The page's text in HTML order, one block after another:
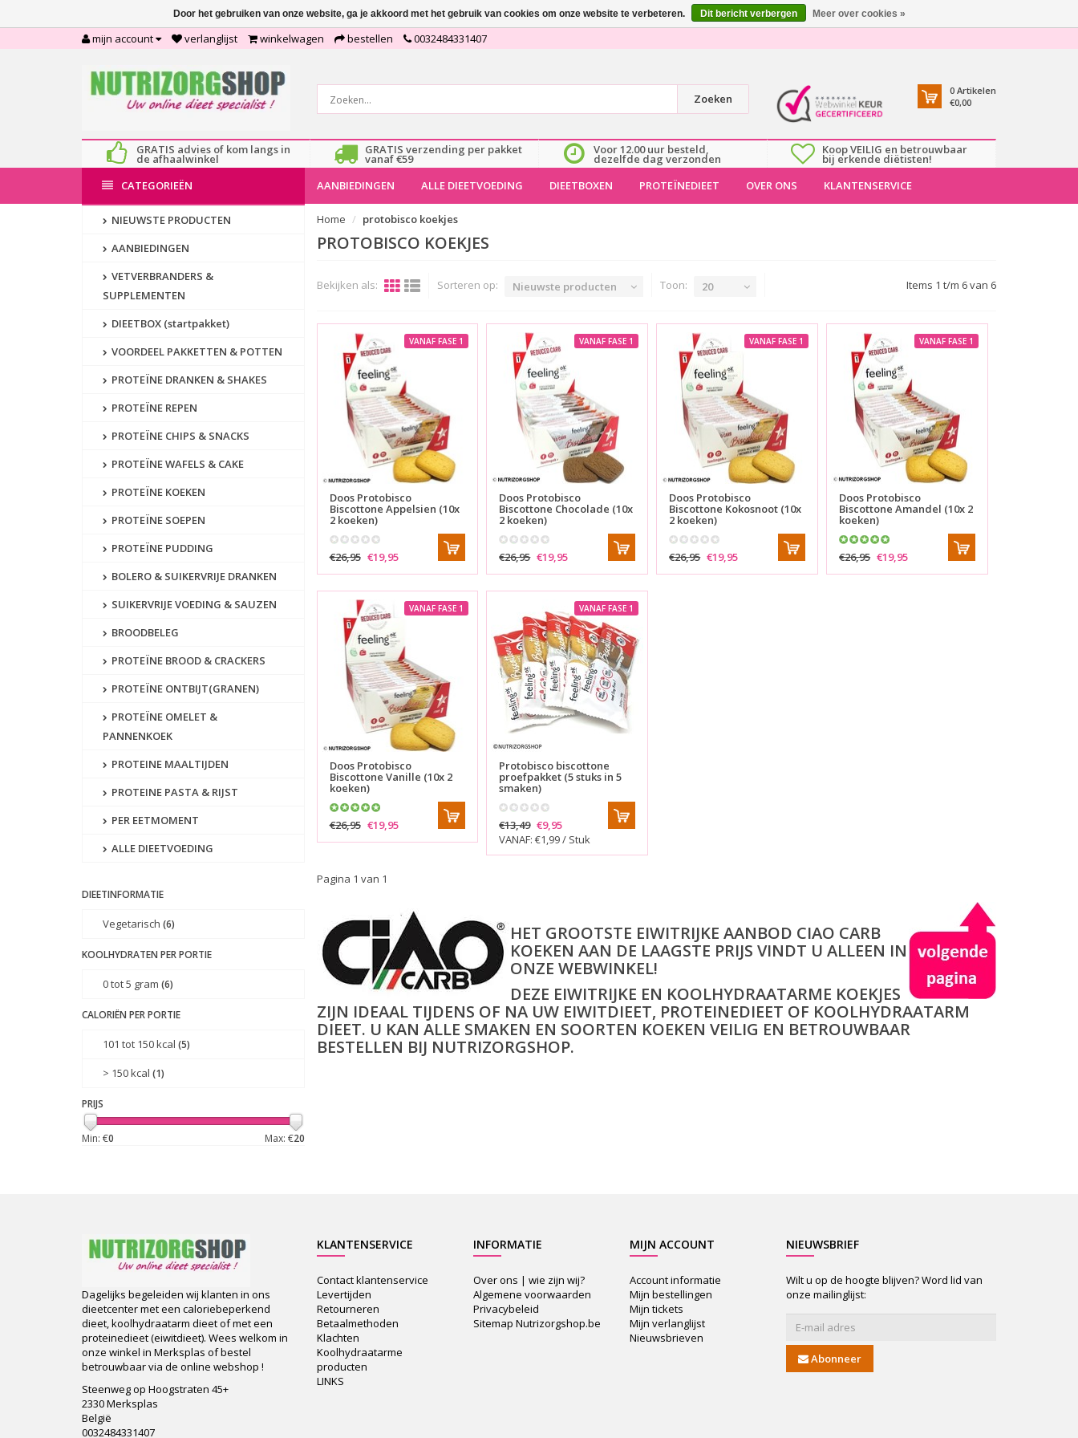
mijn account verlanglijst winkelwagen bestellen 0032484331407
Zoeken
0 Artikelen
€0,00
GRATIS advies of kom langs in
de afhaalwinkel
GRATIS verzending per pakket
vanaf €59
Voor 12.00 uur besteld,
dezelfde dag verzonden
Koop VEILIG en betrouwbaar
bij erkende diëtisten!
CATEGORIEËN
AANBIEDINGEN ALLE DIEETVOEDING DIEETBOXEN PROTEÏNEDIEET OVER ONS KLANTENSERVICE
NIEUWSTE PRODUCTEN
AANBIEDINGEN
VETVERBRANDERS &
SUPPLEMENTEN
DIEETBOX (startpakket)
VOORDEEL PAKKETTEN & POTTEN
PROTEÏNE DRANKEN & SHAKES
PROTEÏNE REPEN
PROTEÏNE CHIPS & SNACKS
PROTEÏNE WAFELS & CAKE
PROTEÏNE KOEKEN
PROTEÏNE SOEPEN
PROTEÏNE PUDDING
BOLERO & SUIKERVRIJE DRANKEN
SUIKERVRIJE VOEDING & SAUZEN
BROODBELEG
PROTEÏNE BROOD & CRACKERS
PROTEÏNE ONTBIJT(GRANEN)
PROTEÏNE OMELET &
PANNENKOEK
PROTEINE MAALTIJDEN
PROTEINE PASTA & RIJST
PER EETMOMENT
ALLE DIEETVOEDING
DIEETINFORMATIE
Vegetarisch (6)
KOOLHYDRATEN PER PORTIE
0 tot 5 gram (6)
CALORIËN PER PORTIE
101 tot 150 kcal (5)
> 150 kcal (1)
PRIJS
Min: €0 Max: €20
Home protobisco koekjes
PROTOBISCO KOEKJES
Bekijken als: Sorteren op: Nieuwste producten Toon: 20 Items 1 t/m 6 van 6
VANAF FASE 1
Doos Protobisco
Biscottone Appelsien (10x
2 koeken)
€26,95 €19,95
VANAF FASE 1
Doos Protobisco
Biscottone Chocolade (10x
2 koeken)
€26,95 €19,95
VANAF FASE 1
Doos Protobisco
Biscottone Kokosnoot (10x
2 koeken)
€26,95 €19,95
VANAF FASE 1
Doos Protobisco
Biscottone Amandel (10x 2
koeken)
€26,95 €19,95
VANAF FASE 1
Doos Protobisco
Biscottone Vanille (10x 2
koeken)
€26,95 €19,95
VANAF FASE 1
Protobisco biscottone
proefpakket (5 stuks in 5
smaken)
€13,49 €9,95
VANAF: €1,99 / Stuk
Pagina 1 van 1
HET GROOTSTE EIWITRIJKE AANBOD CIAO CARB
KOEKEN AAN DE LAAGSTE PRIJS VINDT U ALLEEN IN
ONZE WEBWINKEL!
DEZE EIWITRIJKE EN KOOLHYDRAATARME KOEKJES
ZIJN IDEAAL TIJDENS OF NA UW EIWITDIEET, PROTEINEDIEET OF KOOLHYDRAATARM
DIEET. U KAN ALLE SMAKEN EN SOORTEN KOEKEN VEILIG EN BETROUWBAAR
BESTELLEN BIJ NUTRIZORGSHOP.
Dagelijks begeleiden wij klanten in ons
dieetcenter met een caloriebeperkend
dieet, koolhydraatarm dieet of met een
proteinedieet (eiwitdieet). Wees welkom in
onze winkel in Merksplas of bestel
betrouwbaar via de online webshop !
Steenweg op Hoogstraten 45+
2330 Merksplas
België
0032484331407
KLANTENSERVICE
Contact klantenservice
Levertijden
Retourneren
Betaalmethoden
Klachten
Koolhydraatarme
producten
LINKS
INFORMATIE
Over ons | wie zijn wij?
Algemene voorwaarden
Privacybeleid
Sitemap Nutrizorgshop.be
MIJN ACCOUNT
Account informatie
Mijn bestellingen
Mijn tickets
Mijn verlanglijst
Nieuwsbrieven
NIEUWSBRIEF
Wilt u op de hoogte blijven? Word lid van
onze mailinglijst:
Abonneer
Door het gebruiken van onze website, ga je akkoord met het gebruik van cookies om onze website te verbeteren. Dit bericht verbergen Meer over cookies »